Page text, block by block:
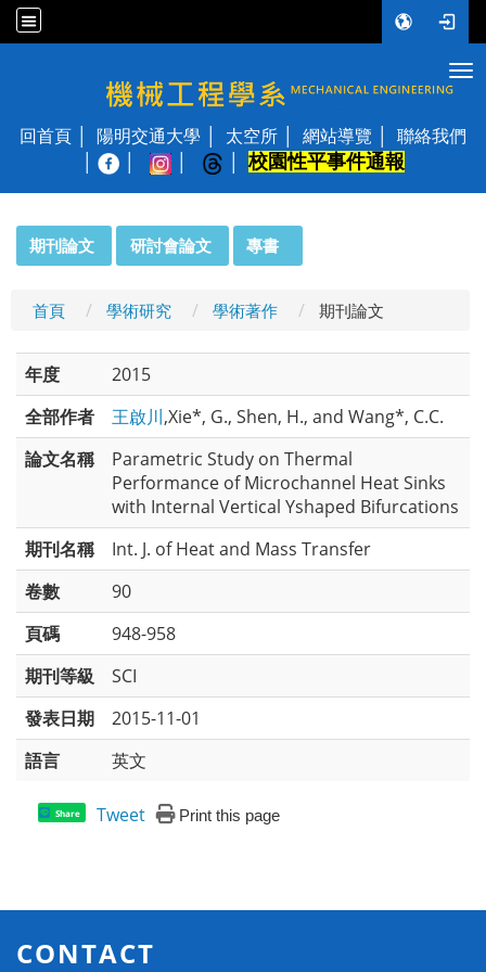
國立陽明交通大學 機械工程學系
回首頁 陽明交通大學 太空所 網站導覽
聯絡我們
校園性平事件通報
期刊論文 研討會論文 專書
首頁 學術研究 學術著作 期刊論文
年度
2015
全部作者
王啟川,Xie*, G., Shen, H., and Wang*, C.C.
論文名稱
Parametric Study on Thermal
Performance of Microchannel Heat Sinks
with Internal Vertical Yshaped Bifurcations
期刊名稱
Int. J. of Heat and Mass Transfer
卷數
90
頁碼
948-958
期刊等級
SCI
發表日期
2015-11-01
語言
英文
Share Tweet Print this page
CONTACT